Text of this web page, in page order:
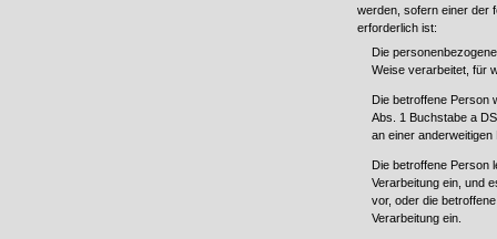
werden, sofern einer der
erforderlich ist:
Die
Weise verarbeitet, für
Die betroffene Person
Abs. 1 Buchstabe a
an einer
Die betroffene Person
Verarbeitung ein, und
vor, oder die
Verarbeitung ein.